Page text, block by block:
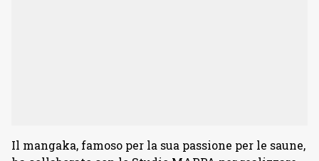
Il mangaka, famoso per la sua passione per le saune,